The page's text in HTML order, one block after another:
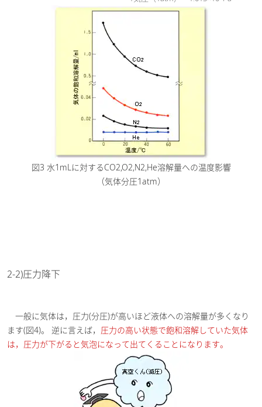
図3 水1mLに対するCO2,O2,N2,He溶解量への温度影響
（気体分圧1atm）
2-2)圧力降下
一般に気体は，圧力(分圧)が高いほど液体への溶解量が多くなり
ます(図4)。 逆に言えば， 圧力の高い状態で飽和溶解していた気体
は，圧力が下がると気泡になって出てくることになります。